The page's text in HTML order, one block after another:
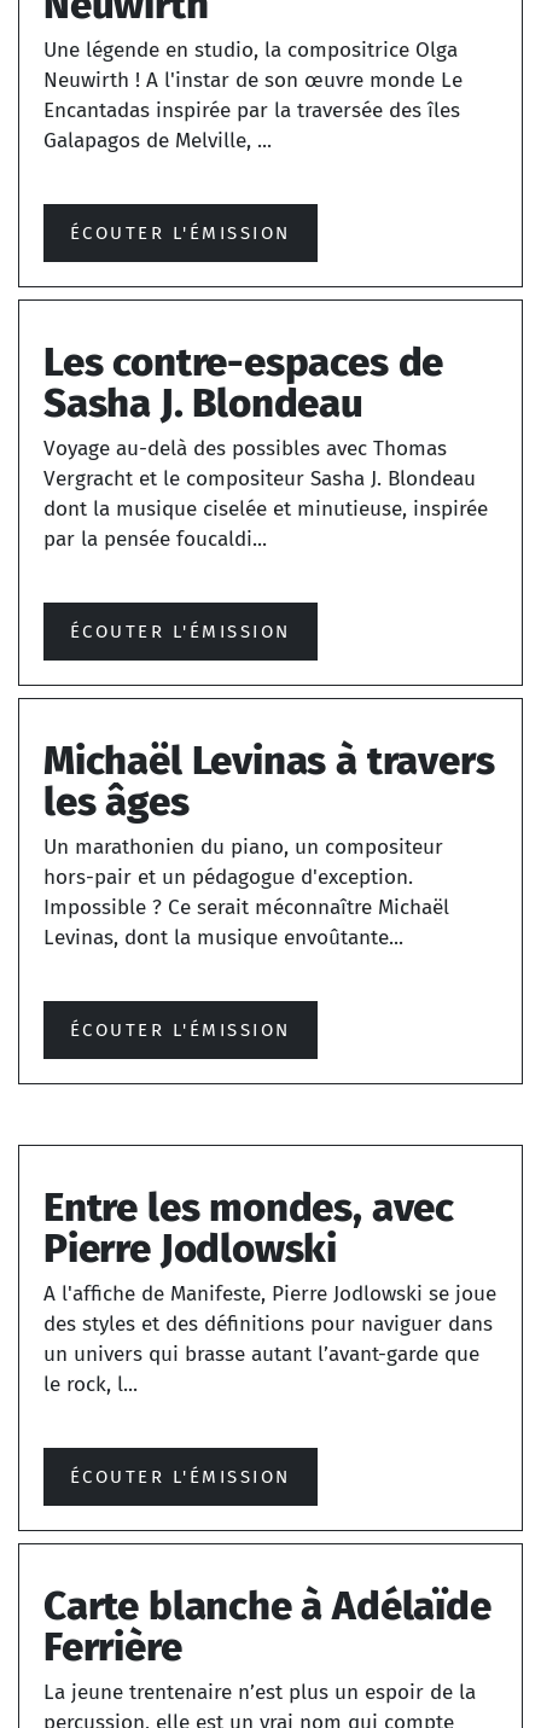
Une légende en studio, la compositrice Olga
Neuwirth ! A l'instar de son œuvre monde Le
Encantadas inspirée par la traversée des îles
Galapagos de Melville, ...
ÉCOUTER L'ÉMISSION
Les contre-espaces de
Sasha J. Blondeau
Voyage au-delà des possibles avec Thomas
Vergracht et le compositeur Sasha J. Blondeau
dont la musique ciselée et minutieuse, inspirée
par la pensée foucaldi...
ÉCOUTER L'ÉMISSION
Michaël Levinas à travers
les âges
Un marathonien du piano, un compositeur
hors-pair et un pédagogue d'exception.
Impossible ? Ce serait méconnaître Michaël
Levinas, dont la musique envoûtante...
ÉCOUTER L'ÉMISSION
Entre les mondes, avec
Pierre Jodlowski
A l'affiche de Manifeste, Pierre Jodlowski se joue
des styles et des définitions pour naviguer dans
un univers qui brasse autant l’avant-garde que
le rock, l...
ÉCOUTER L'ÉMISSION
Carte blanche à Adélaïde
Ferrière
La jeune trentenaire n’est plus un espoir de la
percussion, elle est un vrai nom qui compte